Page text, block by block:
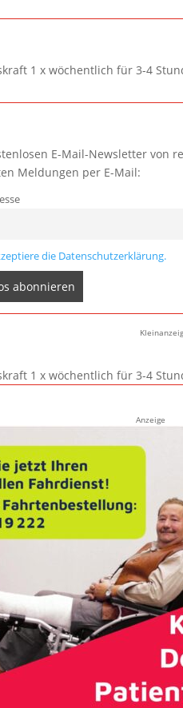
1 x wöchentlich für 3-4
E-Mail-Newsletter von
Meldungen per E-Mail:
die Datenschutzerklärung.
1 x wöchentlich für 3-4
Anzeige